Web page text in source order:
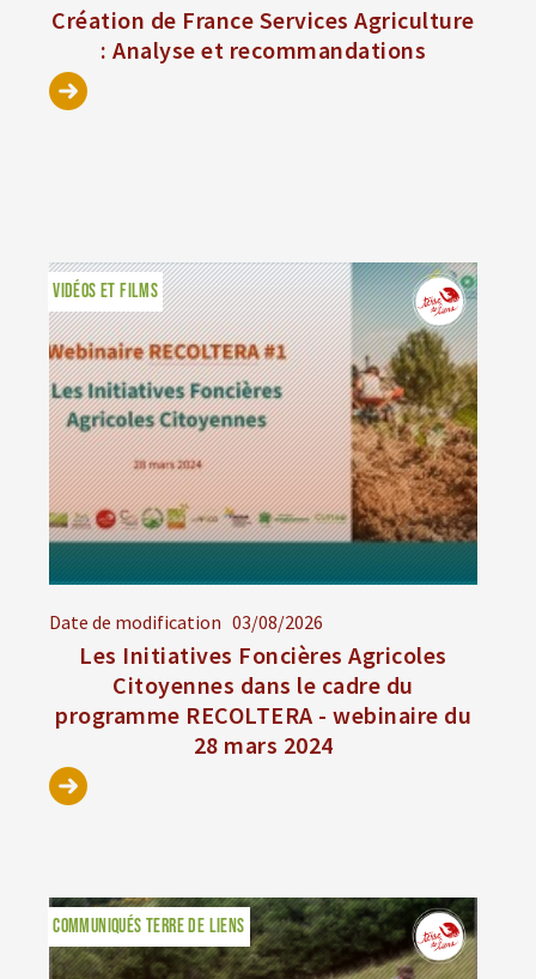
Création de France Services Agriculture
: Analyse et recommandations
Date de modification 03/08/2026
Les Initiatives Foncières Agricoles
Citoyennes dans le cadre du
programme RECOLTERA - webinaire du
28 mars 2024
VIDÉOS ET FILMS
COMMUNIQUÉS TERRE DE LIENS